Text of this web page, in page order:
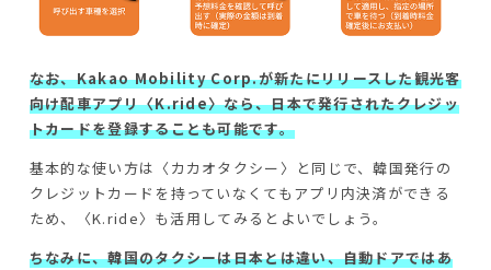
なお、Kakao Mobility Corp.が新たにリリースした観光客
向け配車アプリ〈K.ride〉なら、日本で発行されたクレジッ
トカードを登録することも可能です。
基本的な使い方は〈カカオタクシー〉と同じで、韓国発行の
クレジットカードを持っていなくてもアプリ内決済ができる
ため、〈K.ride〉も活用してみるとよいでしょう。
ちなみに、韓国のタクシーは日本とは違い、自動ドアではあ